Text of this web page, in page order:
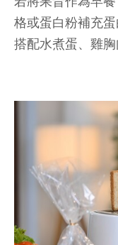
格或蛋白粉補充
搭配水煮蛋、雞胸